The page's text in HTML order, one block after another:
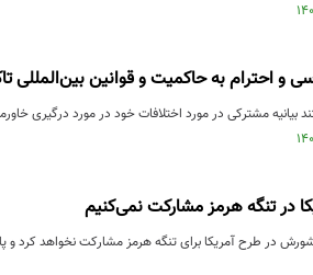
و احترام به حاکمیت و قوانین بین‌المللی
بیانیه مشترکی در مورد اختلافات خود در مورد درگیری
در تنگه هرمز مشارکت نمی‌کنیم
در طرح آمریکا برای تنگه هرمز مشارکت نخواهد کرد و